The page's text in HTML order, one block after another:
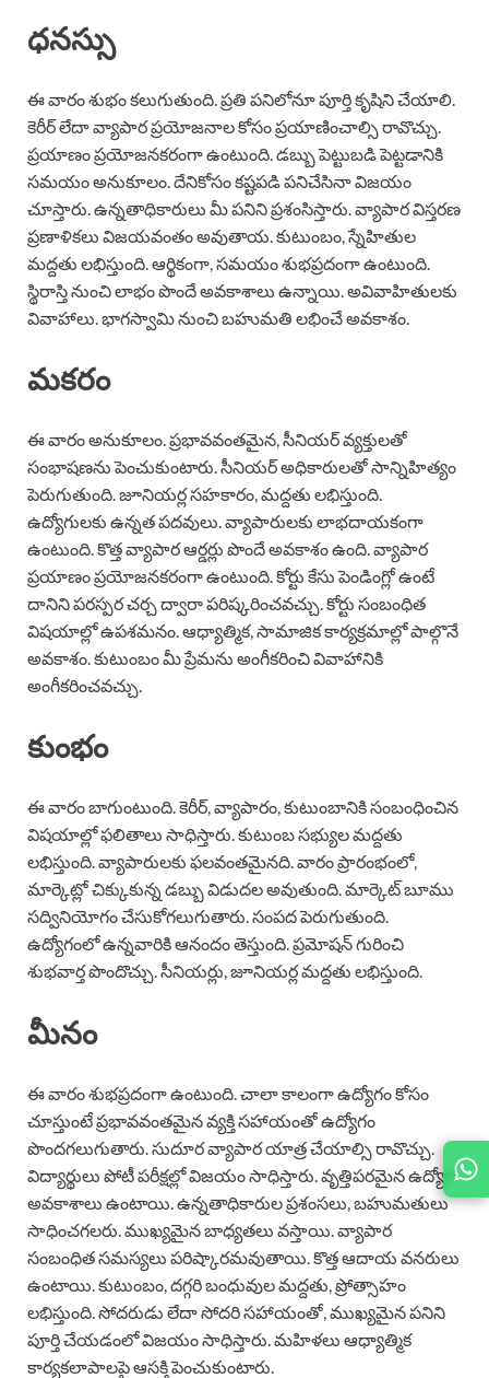
ధనస్సు
ఈ వారం శుభం కలుగుతుంది. ప్రతి పనిలోనూ పూర్తి కృషిని చేయాలి.
కెరీర్ లేదా వ్యాపార ప్రయోజనాల కోసం ప్రయాణించాల్సి రావొచ్చు.
ప్రయాణం ప్రయోజనకరంగా ఉంటుంది. డబ్బు పెట్టుబడి పెట్టడానికి
సమయం అనుకూలం. దేనికోసం కష్టపడి పనిచేసినా విజయం
చూస్తారు. ఉన్నతాధికారులు మీ పనిని ప్రశంసిస్తారు. వ్యాపార విస్తరణ
ప్రణాళికలు విజయవంతం అవుతాయ. కుటుంబం, స్నేహితుల
మద్దతు లభిస్తుంది. ఆర్థికంగా, సమయం శుభప్రదంగా ఉంటుంది.
స్థిరాస్తి నుంచి లాభం పొందే అవకాశాలు ఉన్నాయి. అవివాహితులకు
వివాహాలు. భాగస్వామి నుంచి బహుమతి లభించే అవకాశం.
మకరం
ఈ వారం అనుకూలం. ప్రభావవంతమైన, సీనియర్ వ్యక్తులతో
సంభాషణను పెంచుకుంటారు. సీనియర్ అధికారులతో సాన్నిహిత్యం
పెరుగుతుంది. జూనియర్ల సహకారం, మద్దతు లభిస్తుంది.
ఉద్యోగులకు ఉన్నత పదవులు. వ్యాపారులకు లాభదాయకంగా
ఉంటుంది. కొత్త వ్యాపార ఆర్డర్లు పొందే అవకాశం ఉంది. వ్యాపార
ప్రయాణం ప్రయోజనకరంగా ఉంటుంది. కోర్టు కేసు పెండింగ్లో ఉంటే
దానిని పరస్పర చర్చ ద్వారా పరిష్కరించవచ్చు. కోర్టు సంబంధిత
విషయాల్లో ఉపశమనం. ఆధ్యాత్మిక, సామాజిక కార్యక్రమాల్లో పాల్గొనే
అవకాశం. కుటుంబం మీ ప్రేమను అంగీకరించి వివాహానికి
అంగీకరించవచ్చు.
కుంభం
ఈ వారం బాగుంటుంది. కెరీర్, వ్యాపారం, కుటుంబానికి సంబంధించిన
విషయాల్లో ఫలితాలు సాధిస్తారు. కుటుంబ సభ్యుల మద్దతు
లభిస్తుంది. వ్యాపారులకు ఫలవంతమైనది. వారం ప్రారంభంలో,
మార్కెట్లో చిక్కుకున్న డబ్బు విడుదల అవుతుంది. మార్కెట్ బూము
సద్వినియోగం చేసుకోగలుగుతారు. సంపద పెరుగుతుంది.
ఉద్యోగంలో ఉన్నవారికి ఆనందం తెస్తుంది. ప్రమోషన్ గురించి
శుభవార్త పొందొచ్చు. సీనియర్లు, జూనియర్ల మద్దతు లభిస్తుంది.
మీనం
ఈ వారం శుభప్రదంగా ఉంటుంది. చాలా కాలంగా ఉద్యోగం కోసం
చూస్తుంటే ప్రభావవంతమైన వ్యక్తి సహాయంతో ఉద్యోగం
పొందగలుగుతారు. సుదూర వ్యాపార యాత్ర చేయాల్సి రావొచ్చు.
విద్యార్థులు పోటీ పరీక్షల్లో విజయం సాధిస్తారు. వృత్తిపరమైన ఉద్యోగ
అవకాశాలు ఉంటాయి. ఉన్నతాధికారుల ప్రశంసలు, బహుమతులు
సాధించగలరు. ముఖ్యమైన బాధ్యతలు వస్తాయి. వ్యాపార
సంబంధిత సమస్యలు పరిష్కారమవుతాయి. కొత్త ఆదాయ వనరులు
ఉంటాయి. కుటుంబం, దగ్గరి బంధువుల మద్దతు, ప్రోత్సాహం
లభిస్తుంది. సోదరుడు లేదా సోదరి సహాయంతో, ముఖ్యమైన పనిని
పూర్తి చేయడంలో విజయం సాధిస్తారు. మహిళలు ఆధ్యాత్మిక
కార్యకలాపాలపై ఆసక్తి పెంచుకుంటారు.